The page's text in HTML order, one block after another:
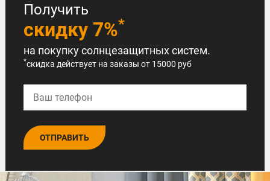
Получить
скидку 7%*
на покупку солнцезащитных систем.
*скидка действует на заказы от 15000 руб
ОТПРАВИТЬ